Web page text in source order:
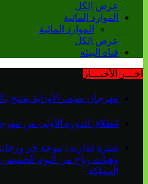
عرض الكل
الموارد المائية
الموارد المائية
عرض الكل
قناة البيئة
آخـــر الأخبـــار
مهرجان صيف الأوداية يفتتح
انطلاق الدورة الأولى من
نشرة انذارية : موجة حر
وهبات رياح من اليوم
المملكة